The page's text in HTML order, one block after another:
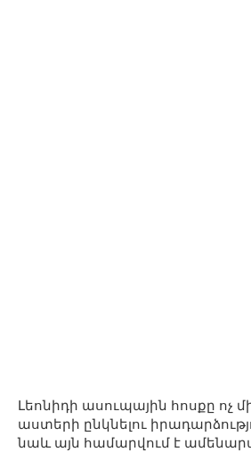
Լեոնիդի ասուպային հոսքը ոչ
աստերի ընկնելու
նաև այն համարվում է